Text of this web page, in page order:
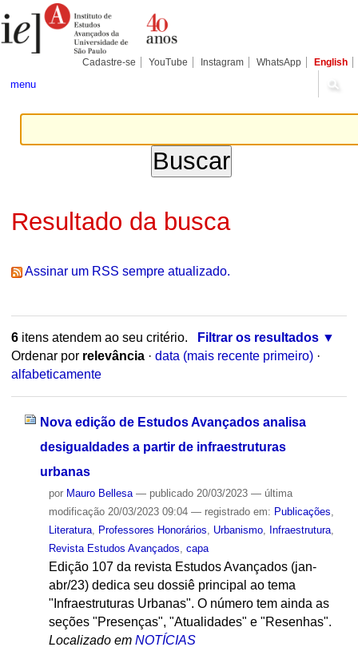
para
conteúdo.
Pessoais
Cadastre-se YouTube Instagram WhatsApp English
menu
Resultado da busca
Assinar um RSS sempre atualizado.
6itens atendem ao seu critério.
Filtrar os resultados
Ordenar por relevância · data (mais recente primeiro) ·
alfabeticamente
Nova edição de Estudos Avançados analisa
desigualdades a partir de infraestruturas
urbanas
por Mauro Bellesa — publicado20/03/2023 — última
modificação20/03/2023 09:04 — registrado em: Publicações
Literatura, Professores Honorários Urbanismo, Infraestrutura,
Revista Estudos Avançados capa
Edição 107 da revista Estudos Avançados (jan-
abr/23) dedica seu dossiê principal ao tema
"Infraestruturas Urbanas". O número tem ainda as
seções "Presenças", "Atualidades" e "Resenhas".
Localizado em NOTÍCIAS